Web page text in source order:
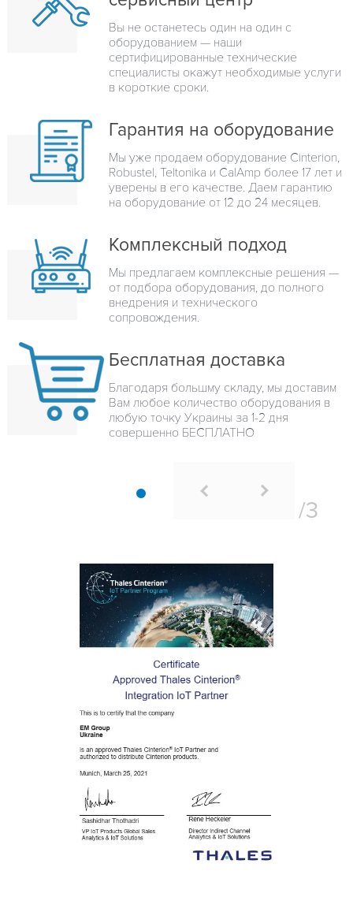
Вы не останетесь один на один с
оборудованием — наши
сертифицированные технические
специалисты окажут необходимые услуги
в короткие сроки.
Гарантия на оборудование
Мы уже продаем оборудование Cinterion,
Robustel, Teltonika и CalAmp более 17 лет и
уверены в его качестве. Даем гарантию
на оборудование от 12 до 24 месяцев.
Комплексный подход
Мы предлагаем комплексные решения —
от подбора оборудования, до полного
внедрения и технического
сопровождения.
Бесплатная доставка
Благодаря большму складу, мы доставим
Вам любое количество оборудования в
любую точку Украины за 1-2 дня
совершенно БЕСПЛАТНО